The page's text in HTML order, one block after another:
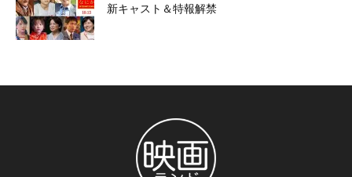
新キャスト＆特報解禁